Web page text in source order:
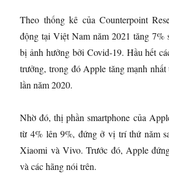
Theo thống kê của Counterpoint
động tại Việt Nam năm 2021 tăng 7%
bị ảnh hưởng bởi Covid-19. Hầu hết
trưởng, trong đó Apple tăng mạnh
lần năm 2020.
Nhờ đó, thị phần smartphone của
từ 4% lên 9%, đứng ở vị trí thứ năm
Xiaomi và Vivo. Trước đó, Apple
và các hãng nói trên.